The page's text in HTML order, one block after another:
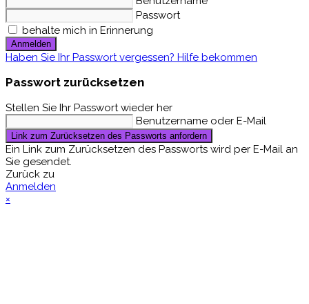
Passwort
behalte mich in Erinnerung
Anmelden
Haben Sie Ihr Passwort vergessen? Hilfe bekommen
Passwort zurücksetzen
Stellen Sie Ihr Passwort wieder her
Benutzername oder E-Mail
Link zum Zurücksetzen des Passworts anfordern
Ein Link zum Zurücksetzen des Passworts wird per E-Mail an
Sie gesendet.
Zurück zu
Anmelden
×